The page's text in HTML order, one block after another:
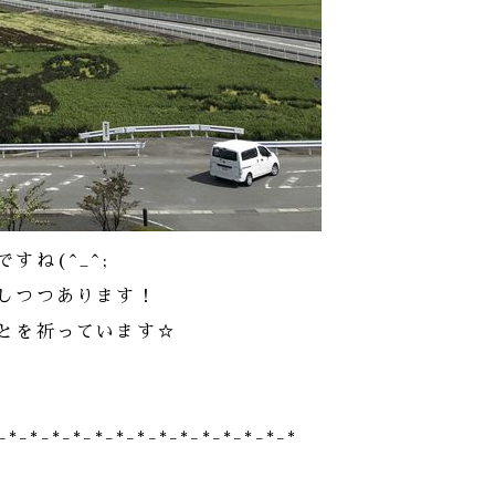
すね(^_^;
つつあります！
を祈っています☆
*-*-*-*-*-*-*-*-*-*-*-*-*